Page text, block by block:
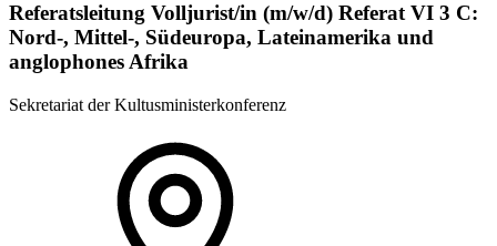
Referatsleitung Volljurist/in (m/w/d) Referat VI 3 C:
Nord-, Mittel-, Südeuropa, Lateinamerika und
anglophones Afrika
Sekretariat der Kultusministerkonferenz